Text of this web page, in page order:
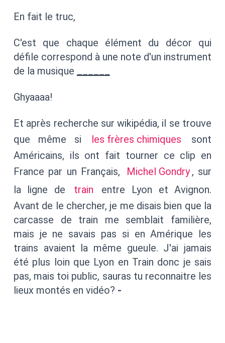
En fait le truc,
C'est que chaque élément du décor qui
défile correspond à une note d'un instrument
de la musique
Ghyaaaa!
Et après recherche sur wikipédia, il se trouve
que même si
les frères chimiques
sont
Américains, ils ont fait tourner ce clip en
France par un Français,
Michel Gondry , sur
la ligne de
train
entre Lyon et Avignon.
Avant de le chercher, je me disais bien que la
carcasse de train me semblait familière,
mais je ne savais pas si en Amérique les
trains avaient la même gueule. J'ai jamais
été plus loin que Lyon en Train donc je sais
pas, mais toi public, sauras tu reconnaitre les
lieux montés en vidéo? -